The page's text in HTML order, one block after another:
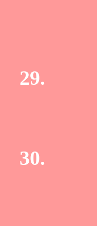
29.
30.